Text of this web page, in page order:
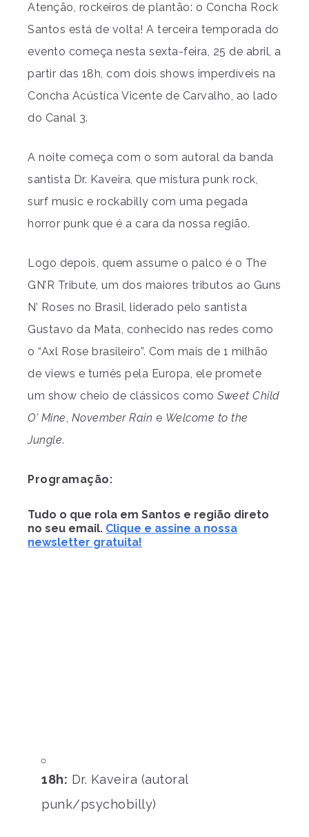
Atenção, rockeiros de plantão: o Concha Rock
Santos está de volta! A terceira temporada do
evento começa nesta sexta-feira, 25 de abril, a
partir das 18h, com dois shows imperdíveis na
Concha Acústica Vicente de Carvalho, ao lado
do Canal 3.
A noite começa com o som autoral da banda
santista Dr. Kaveira, que mistura punk rock,
surf music e rockabilly com uma pegada
horror punk que é a cara da nossa região.
Logo depois, quem assume o palco é o The
GN’R Tribute, um dos maiores tributos ao Guns
N’ Roses no Brasil, liderado pelo santista
Gustavo da Mata, conhecido nas redes como
o “Axl Rose brasileiro”. Com mais de 1 milhão
de views e turnês pela Europa, ele promete
um show cheio de clássicos como Sweet Child
O’ Mine, November Rain e Welcome to the
Jungle.
Programação:
Tudo o que rola em Santos e região direto
no seu email. Clique e assine a nossa
newsletter gratuita!
18h: Dr. Kaveira (autoral
punk/psychobilly)